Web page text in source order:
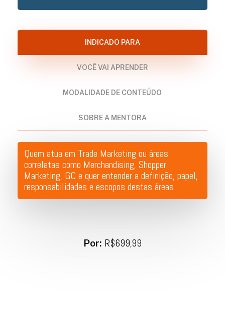
INDICADO PARA
VOCÊ VAI APRENDER
MODALIDADE DE CONTEÚDO
SOBRE A MENTORA
Quem atua em Trade Marketing ou áreas
correlatas como Merchandising, Shopper
Marketing, GC e quer entender a definição, papel,
responsabilidades e escopos destas áreas.
Por: R$699,99